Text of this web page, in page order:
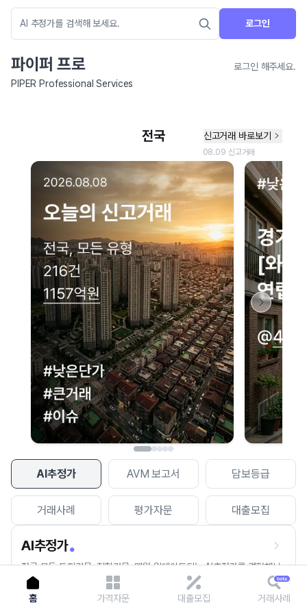
로그인
파이퍼 프로
로그인 해주세요.
PIPER Professional Services
AI추정가 AVM 보고서 담보등급
거래사례 평가자문 대출모집
AI추정가
전국 모든 토지건물, 집합건물, 매월 업데이트되는 AI추정가를 경험해보
세요.
네이버 지도 연결 안내
현재 네이버 지도 연결이 원활하지 않아 지도를 불러올 수 없습니다.
이용에 불편을 드려 죄송합니다.
다시 시도
홈 가격자문 대출모집 거래사례